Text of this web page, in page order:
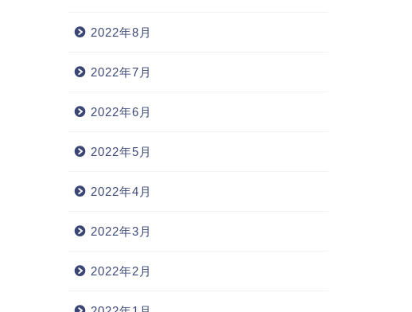
2022年8月
2022年7月
2022年6月
2022年5月
2022年4月
2022年3月
2022年2月